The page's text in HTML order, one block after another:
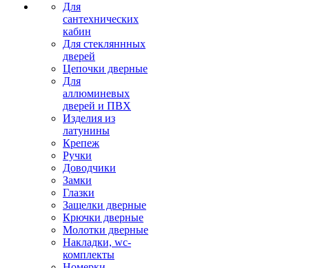
Для
сантехнических
кабин
Для стекляннных
дверей
Цепочки дверные
Для
аллюминевых
дверей и ПВХ
Изделия из
латунины
Крепеж
Ручки
Доводчики
Замки
Глазки
Защелки дверные
Крючки дверные
Молотки дверные
Накладки, wc-
комплекты